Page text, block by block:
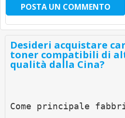
Desideri acquistare
toner compatibili di
qualità dalla Cina?
Come principale